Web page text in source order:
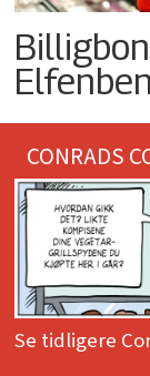
CONRADS
Se tidligere